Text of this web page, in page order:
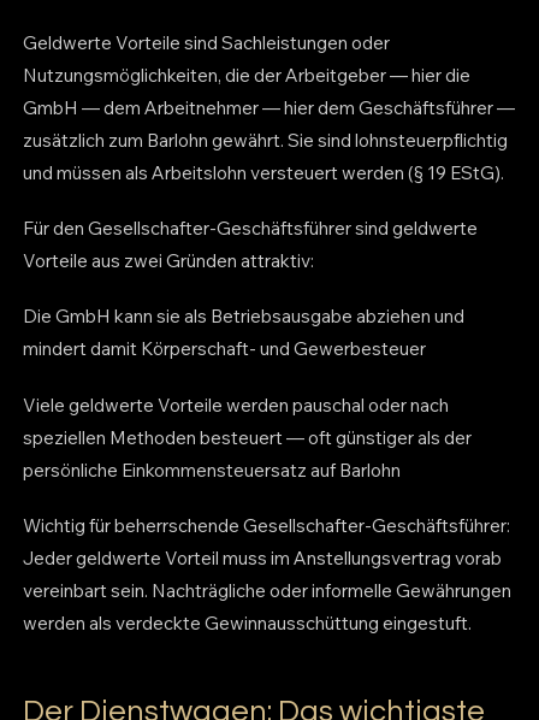
Geldwerte Vorteile sind Sachleistungen oder
Nutzungsmöglichkeiten, die der Arbeitgeber — hier die
GmbH — dem Arbeitnehmer — hier dem Geschäftsführer —
zusätzlich zum Barlohn gewährt. Sie sind lohnsteuerpflichtig
und müssen als Arbeitslohn versteuert werden (§ 19 EStG).
Für den Gesellschafter-Geschäftsführer sind geldwerte
Vorteile aus zwei Gründen attraktiv:
Die GmbH kann sie als Betriebsausgabe abziehen und
mindert damit Körperschaft- und Gewerbesteuer
Viele geldwerte Vorteile werden pauschal oder nach
speziellen Methoden besteuert — oft günstiger als der
persönliche Einkommensteuersatz auf Barlohn
Wichtig für beherrschende Gesellschafter-Geschäftsführer:
Jeder geldwerte Vorteil muss im Anstellungsvertrag vorab
vereinbart sein. Nachträgliche oder informelle Gewährungen
werden als verdeckte Gewinnausschüttung eingestuft.
Der Dienstwagen: Das wichtigste